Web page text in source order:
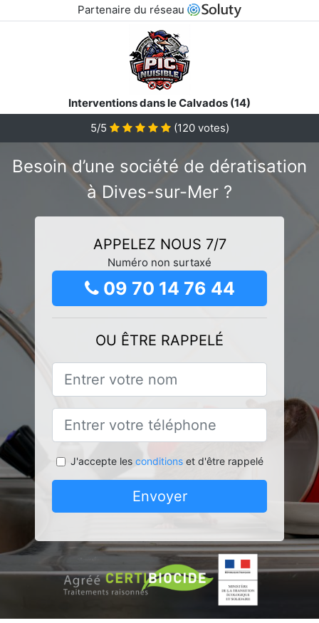
Partenaire du réseau
Interventions dans le Calvados (14)
5/5
(120votes)
Besoin d’une société de dératisation
à Dives-sur-Mer ?
APPELEZ NOUS 7/7
Numéro non surtaxé
09 70 14 76 44
OU ÊTRE RAPPELÉ
J'accepte les conditionset d'être rappelé
Envoyer